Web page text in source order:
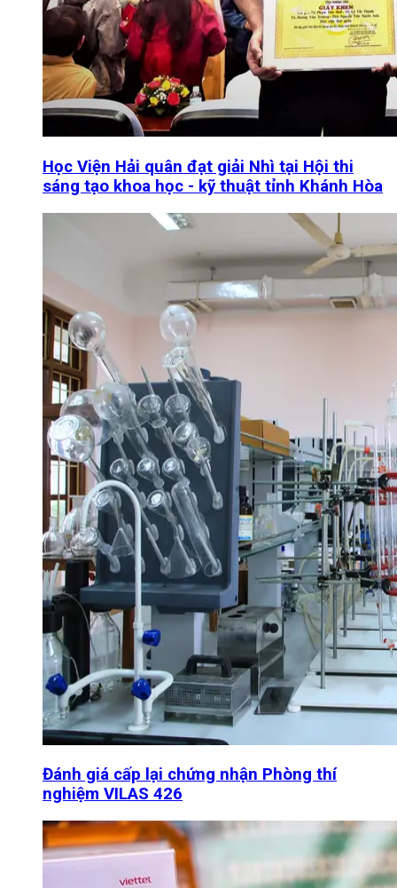
Học Viện Hải quân đạt giải Nhì tại Hội thi
sáng tạo khoa học - kỹ thuật tỉnh Khánh Hòa
Đánh giá cấp lại chứng nhận Phòng thí
nghiệm VILAS 426